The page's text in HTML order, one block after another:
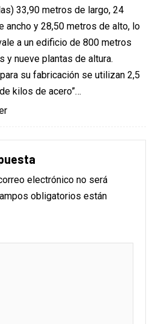
33,90 metros de largo, 24
ancho y 28,50 metros de alto, lo
a un edificio de 800 metros
y nueve plantas de altura.
su fabricación se utilizan 2,5
kilos de acero”…
electrónico no será
obligatorios están